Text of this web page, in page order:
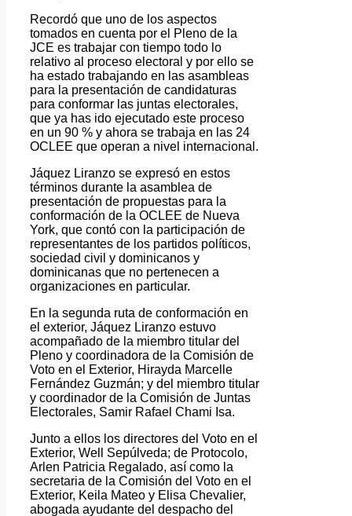
Recordó que uno de los aspectos
tomados en cuenta por el Pleno de la
JCE es trabajar con tiempo todo lo
relativo al proceso electoral y por ello se
ha estado trabajando en las asambleas
para la presentación de candidaturas
para conformar las juntas electorales,
que ya has ido ejecutado este proceso
en un 90 % y ahora se trabaja en las 24
OCLEE que operan a nivel internacional.
Jáquez Liranzo se expresó en estos
términos durante la asamblea de
presentación de propuestas para la
conformación de la OCLEE de Nueva
York, que contó con la participación de
representantes de los partidos políticos,
sociedad civil y dominicanos y
dominicanas que no pertenecen a
organizaciones en particular.
En la segunda ruta de conformación en
el exterior, Jáquez Liranzo estuvo
acompañado de la miembro titular del
Pleno y coordinadora de la Comisión de
Voto en el Exterior, Hirayda Marcelle
Fernández Guzmán; y del miembro titular
y coordinador de la Comisión de Juntas
Electorales, Samir Rafael Chami Isa.
Junto a ellos los directores del Voto en el
Exterior, Well Sepúlveda; de Protocolo,
Arlen Patricia Regalado, así como la
secretaria de la Comisión del Voto en el
Exterior, Keila Mateo y Elisa Chevalier,
abogada ayudante del despacho del